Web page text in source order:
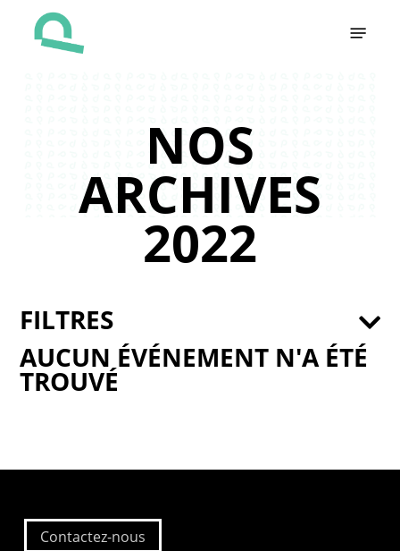
NOS
ARCHIVES
2022
AUCUN ÉVÉNEMENT N'A ÉTÉ
TROUVÉ
FILTRES
Contactez-nous